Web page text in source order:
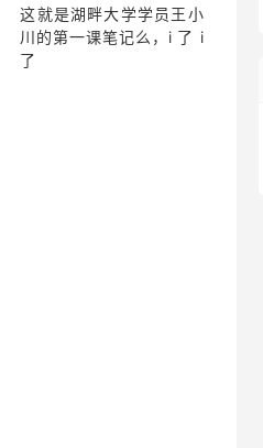
这就是湖畔大学学员王小
川的第一课笔记么，i 了 i
了